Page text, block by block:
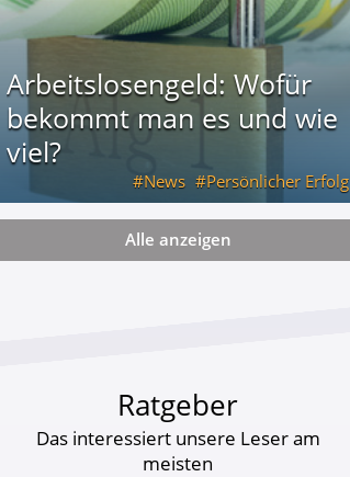
Arbeitslosengeld: Wofür
bekommt man es und wie
viel?
News Persönlicher Erfolg
wie viel?
Alle anzeigen
Ratgeber
Das interessiert unsere Leser am
meisten